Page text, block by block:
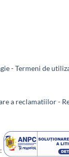
-Termeni de
a reclamatiilor-